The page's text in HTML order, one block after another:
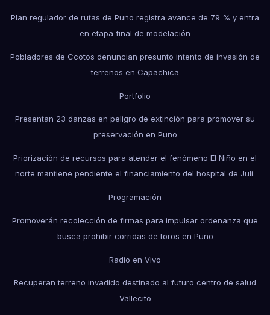
Plan regulador de rutas de Puno registra avance de 79 % y entra
en etapa final de modelación
Pobladores de Ccotos denuncian presunto intento de invasión de
terrenos en Capachica
Portfolio
Presentan 23 danzas en peligro de extinción para promover su
preservación en Puno
Priorización de recursos para atender el fenómeno El Niño en el
norte mantiene pendiente el financiamiento del hospital de Juli.
Programación
Promoverán recolección de firmas para impulsar ordenanza que
busca prohibir corridas de toros en Puno
Radio en Vivo
Recuperan terreno invadido destinado al futuro centro de salud
Vallecito